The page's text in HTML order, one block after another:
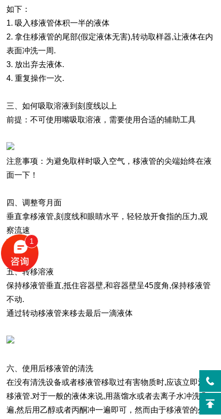
如下：
1. 吸入移液管体积一半的液体
2. 拿住移液管的尾部(假定液体无害),转动取样器,让液体在内
表面冲洗一周.
3. 放出弃去液体.
4. 重复操作一次.
三、如何吸取溶液到刻度线以上
前提：不可使用嘴吸取溶液，需要使用合适的辅助工具
注意事项：为避免取样时吸入空气，移液管的尖端始终在液
面一下！
四、调整弯月面
垂直拿移液管,刻度线和眼睛水平，轻轻放开食指的压力,观
察流速
五、转移溶液
保持移液管垂直,抵住容器壁,和容器壁呈45度角,保持移液管
不动.
通过转动移液管来移去最后一滴液体
六、使用后移液管的清洗
在没有清洗设备或者移液管移取过有害物质时,应该立即清洗
移液管.对于一般的液体来说,用蒸馏水或者去离子水冲洗几
遍,然后用乙醇或者丙酮冲一遍即可，然而由于移液管的外形
1